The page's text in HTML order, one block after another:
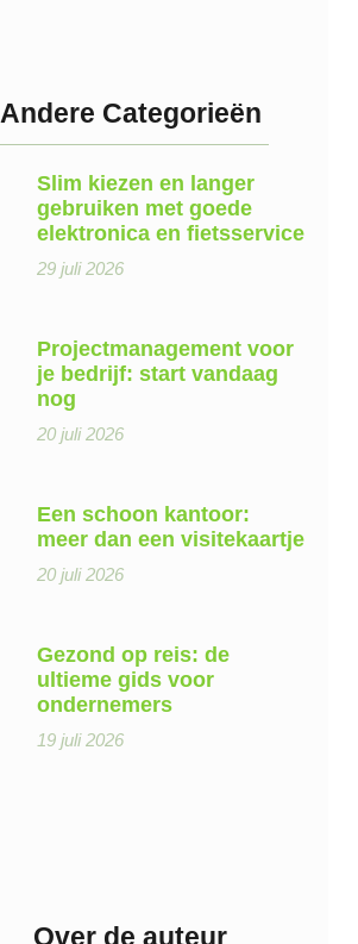
Andere Categorieën
Slim kiezen en langer
gebruiken met goede
elektronica en fietsservice
29 juli 2026
Projectmanagement voor
je bedrijf: start vandaag
nog
20 juli 2026
Een schoon kantoor:
meer dan een visitekaartje
20 juli 2026
Gezond op reis: de
ultieme gids voor
ondernemers
19 juli 2026
Over de auteur